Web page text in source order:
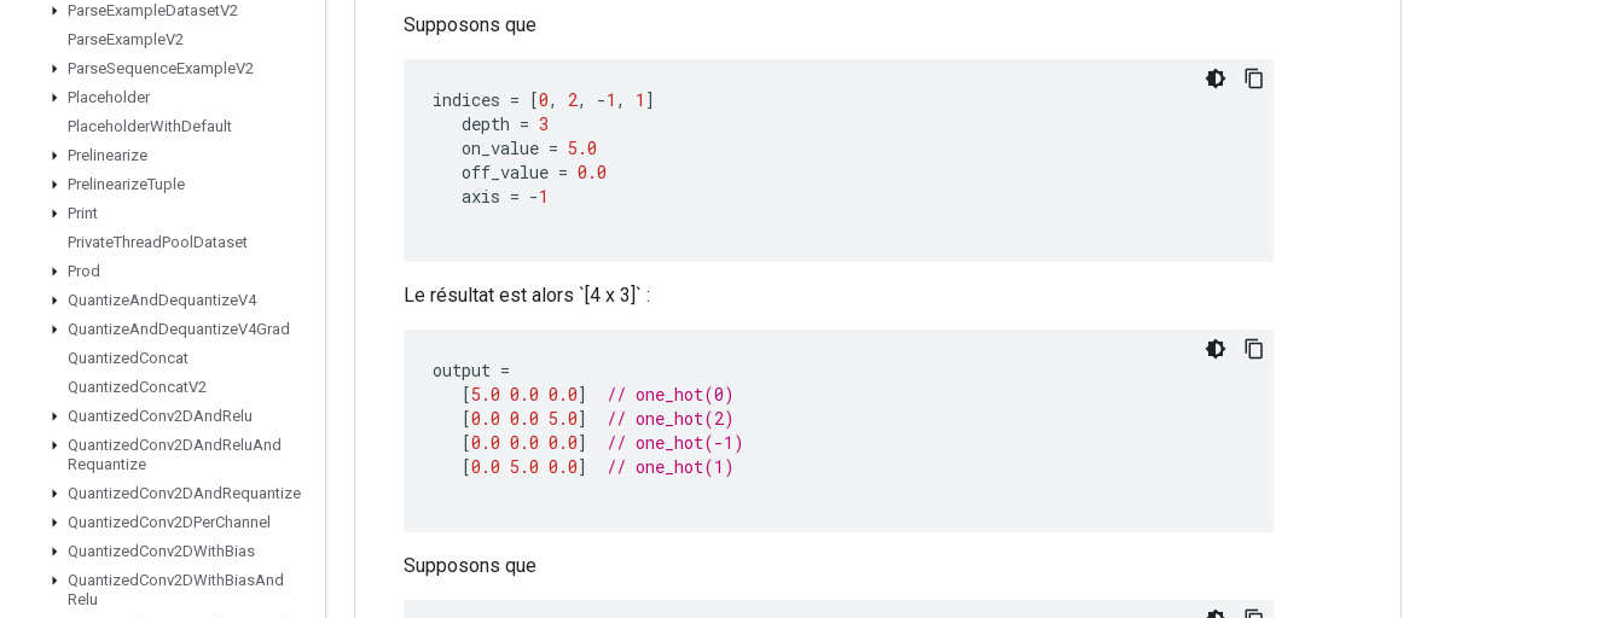
ParseExampleDatasetV2
ParseExampleV2
ParseSequenceExampleV2
Placeholder
PlaceholderWithDefault
Prelinearize
PrelinearizeTuple
Print
PrivateThreadPool Dataset
Prod
QuantizeAndDequantizeV4
QuantizeAndDequantizeV4Grad
QuantizedConcat
QuantizedConcatV2
QuantizedConv2DAndRelu
QuantizedConv2DAndReluAnd
Requantize
QuantizedConv2DAndRequantize
QuantizedConv2DPerChannel
QuantizedConv2DWithBias
QuantizedConv2DWithBiasAnd
Relu
Supposons que
indices = [0, 2, -1 , 1 ]
depth = 3
on_value = 5.0
off_value = 0.0
axis = -1
Le résultat est alors `[4 x 3]` :
output =
[5.0 0.0 0.0]
// one_hot(0)
[0.0 0.0 5.0]
// one_hot(2)
[0.0 0.0 0.0]
// one_hot(-1)
[0.0 5.0 0.0] // one_hot(1)
Supposons que